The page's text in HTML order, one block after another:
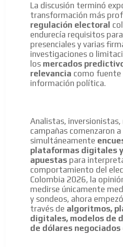
La discusión terminó
transformación más
regulación electoral
endurecía requisitos
presenciales y varias
investigaciones o
los mercados
relevancia como
información política.
Analistas, inversionistas,
campañas comenzaron
simultáneamente
plataformas digitales
apuestas para
comportamiento del
Colombia 2026, la
medirse únicamente
y sondeos, ahora
través de algoritmos,
digitales, modelos de
de dólares